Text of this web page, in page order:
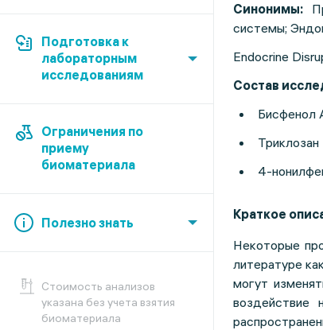
Подготовка к
лабораторным
исследованиям
Ограничения по
приему
биоматериала
Полезно знать
Cтоимость анализов
указана без учета взятия
биоматериала
Синонимы:
системы;
Endocrine
Состав
Бисфенол
Триклозан
4-
Краткое
Некоторые
литературе
могут